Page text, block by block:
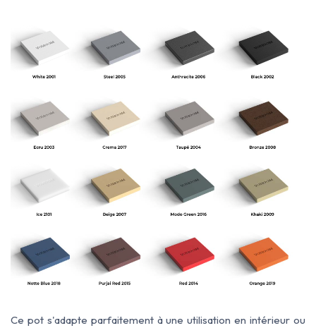
Ce pot s'adapte parfaitement à une utilisation enintérieur ou